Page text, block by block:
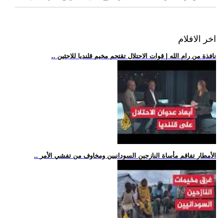
اخر الافلام
.. نافذة من رام الله | قوات الاحتلال تقتحم مخيم قلنديا للاجئين
.. الأمطار تفاقم مأساة النازحين السودانيين ومخاوف من تفشي الأمر